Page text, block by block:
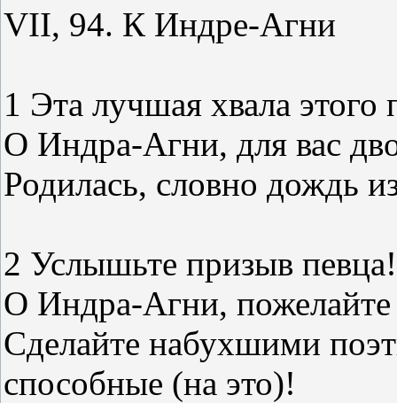
VII, 94. К Индре-Агни
1 Эта лучшая хвала этого
О Индра-Агни, для вас
Родилась, словно дождь
2 Услышьте призыв певца!
О Индра-Агни, пожелайте
Сделайте набухшими
способные (на это)!